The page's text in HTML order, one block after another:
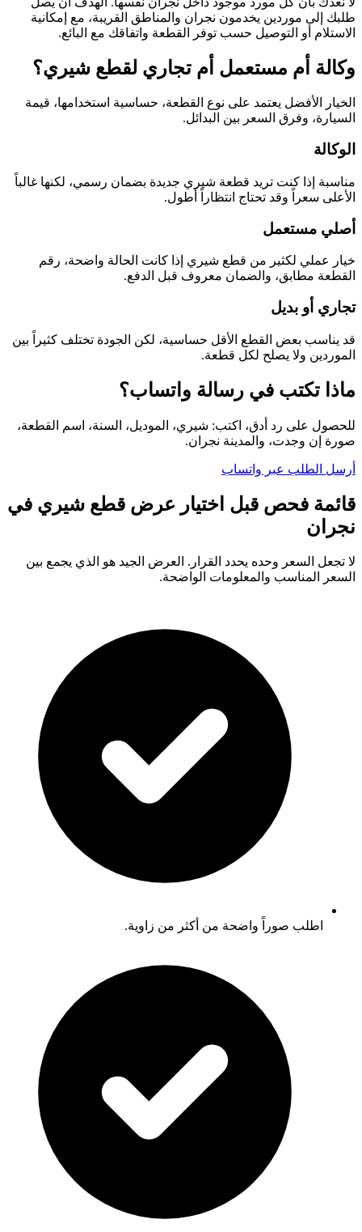
طلبك إلى موردين يخدمون نجران والمناطق القريبة، مع إمكانية
الاستلام أو التوصيل حسب توفر القطعة واتفاقك مع البائع.
وكالة أم مستعمل أم تجاري لقطع شيري؟
الخيار الأفضل يعتمد على نوع القطعة، حساسية استخدامها، قيمة
السيارة، وفرق السعر بين البدائل.
الوكالة
مناسبة إذا كنت تريد قطعة شيري جديدة بضمان رسمي، لكنها غالباً
الأعلى سعراً وقد تحتاج انتظاراً أطول.
أصلي مستعمل
خيار عملي لكثير من قطع شيري إذا كانت الحالة واضحة، رقم
القطعة مطابق، والضمان معروف قبل الدفع.
تجاري أو بديل
قد يناسب بعض القطع الأقل حساسية، لكن الجودة تختلف كثيراً بين
الموردين ولا يصلح لكل قطعة.
ماذا تكتب في رسالة واتساب؟
للحصول على رد أدق، اكتب: شيري، الموديل، السنة، اسم القطعة،
صورة إن وجدت، والمدينة نجران.
أرسل الطلب عبر واتساب
قائمة فحص قبل اختيار عرض قطع شيري في
نجران
لا تجعل السعر وحده يحدد القرار. العرض الجيد هو الذي يجمع بين
السعر المناسب والمعلومات الواضحة.
اطلب صوراً واضحة من أكثر من زاوية.